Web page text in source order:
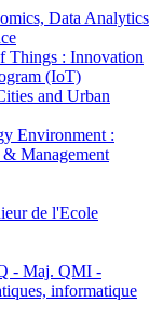
Data Analytics
Things : Innovation
(IoT)
and Urban
Environment :
Management
de l'Ecole
- Maj. QMI -
informatique